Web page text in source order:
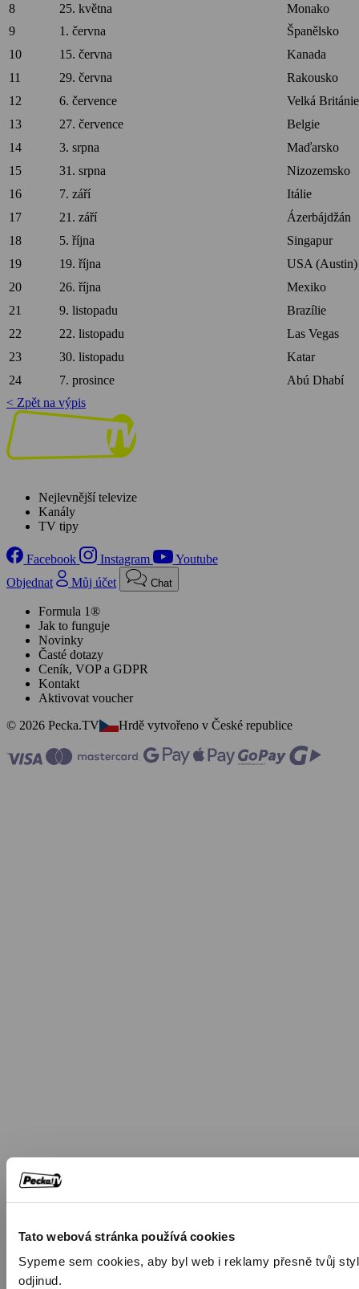
Tato webová stránka používá cookies
Sypeme sem cookies, aby byl web i reklamy přesně tvůj
odjinud.
8
25. května
Monako
9
1. června
Španělsko
10
15. června
Kanada
11
29. června
Rakousko
12
6. července
Velká Británie
13
27. července
Belgie
14
3. srpna
Maďarsko
15
31. srpna
Nizozemsko
16
7. září
Itálie
17
21. září
Ázerbájdžán
18
5. října
Singapur
19
19. října
USA (Austin)
20
26. října
Mexiko
21
9. listopadu
Brazílie
22
22. listopadu
Las Vegas
23
30. listopadu
Katar
24
7. prosince
Abú Dhabí
< Zpět na výpis
Nejlevnější televize
Kanály
TV tipy
Facebook Instagram
Youtube
Objednat
Můj účet Chat
Formula 1®
Jak to funguje
Novinky
Časté dotazy
Ceník, VOP a GDPR
Kontakt
Aktivovat voucher
© 2026 Pecka.TV
Hrdě vytvořeno v České republice